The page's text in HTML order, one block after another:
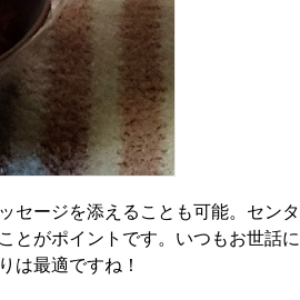
セージを添えることも可能。センタ
とがポイントです。いつもお世話に
は最適ですね！